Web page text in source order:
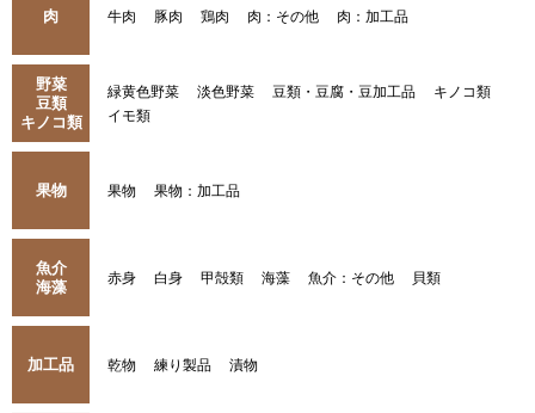
肉 牛肉 豚肉 鶏肉 肉：その他 肉：加工品
野菜
豆類
キノコ類
緑黄色野菜 淡色野菜 豆類・豆腐・豆加工品
キノコ類
イモ類
果物 果物 果物：加工品
魚介
海藻
赤身 白身 甲殻類 海藻 魚介：その他 貝類
加工品 乾物 練り製品 漬物